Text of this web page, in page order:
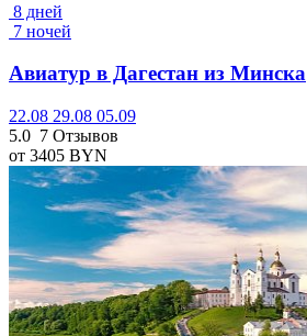
8 дней
7 ночей
Авиатур в Дагестан из Минска
22.08 29.08 05.09
5.0 7 Отзывов
от 3405 BYN